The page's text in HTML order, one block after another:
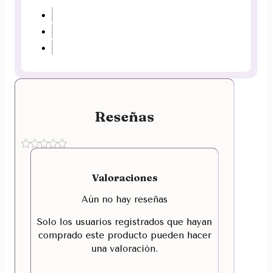
Reseñas
Valoraciones
Aún no hay reseñas
Solo los usuarios registrados que hayan
comprado este producto pueden hacer
una valoración.